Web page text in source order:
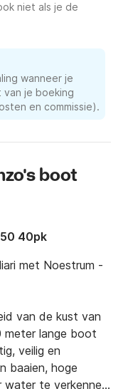
niet als je de
wanneer je
van je boeking
en commissie).
boot
40pk
met Noestrum -
van de kust van
meter lange boot
veilig en
baaien, hoge
water te verkennen